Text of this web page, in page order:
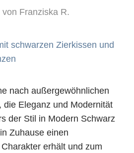
von Franziska R.
nach außergewöhnlichen
die Eleganz und Modernität
der Stil in Modern Schwarz
Zuhause einen
erhält und zum